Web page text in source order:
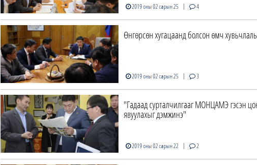
2019 оны 02 сарын 25 | 4
Өнгөрсөн хугацаанд болсон өмч
2019 оны 02 сарын 25 | 3
"Гадаад сурталчилгааг МОНЦАМЭ гэсэн
явуулахыг дэмжинэ"
2019 оны 02 сарын 22 | 2